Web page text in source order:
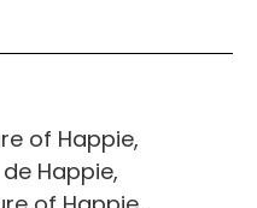
of Happie,
Happie,